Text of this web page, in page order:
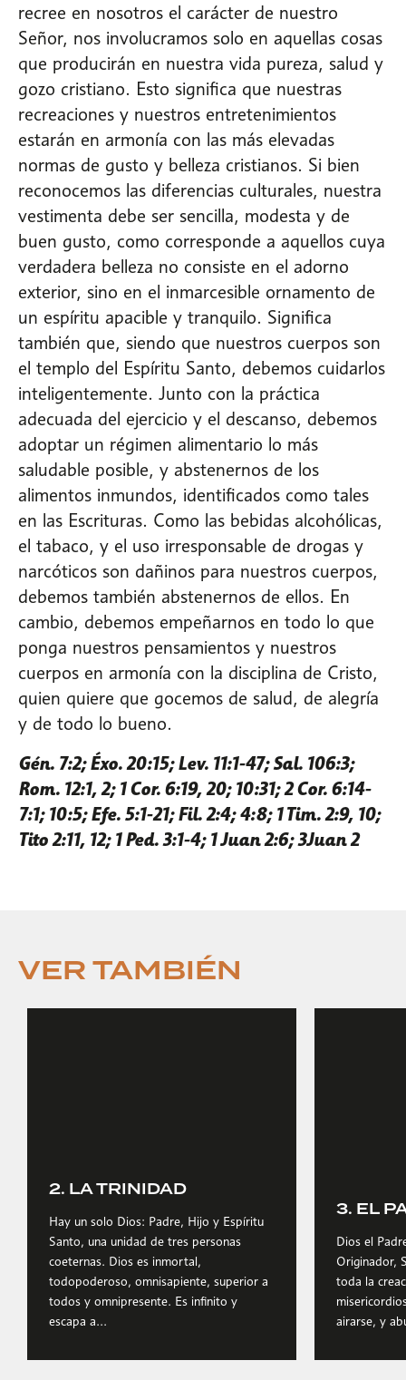
recree en nosotros el carácter de nuestro
Señor, nos involucramos solo en aquellas cosas
que producirán en nuestra vida pureza, salud y
gozo cristiano. Esto significa que nuestras
recreaciones y nuestros entretenimientos
estarán en armonía con las más elevadas
normas de gusto y belleza cristianos. Si bien
reconocemos las diferencias culturales, nuestra
vestimenta debe ser sencilla, modesta y de
buen gusto, como corresponde a aquellos cuya
verdadera belleza no consiste en el adorno
exterior, sino en el inmarcesible ornamento de
un espíritu apacible y tranquilo. Significa
también que, siendo que nuestros cuerpos son
el templo del Espíritu Santo, debemos cuidarlos
inteligentemente. Junto con la práctica
adecuada del ejercicio y el descanso, debemos
adoptar un régimen alimentario lo más
saludable posible, y abstenernos de los
alimentos inmundos, identificados como tales
en las Escrituras. Como las bebidas alcohólicas,
el tabaco, y el uso irresponsable de drogas y
narcóticos son dañinos para nuestros cuerpos,
debemos también abstenernos de ellos. En
cambio, debemos empeñarnos en todo lo que
ponga nuestros pensamientos y nuestros
cuerpos en armonía con la disciplina de Cristo,
quien quiere que gocemos de salud, de alegría
y de todo lo bueno.
Gén. 7:2; Éxo. 20:15; Lev. 11:1-47; Sal. 106:3;
Rom. 12:1, 2; 1 Cor. 6:19, 20; 10:31; 2 Cor. 6:14-
7:1; 10:5; Efe. 5:1-21; Fil. 2:4; 4:8; 1 Tim. 2:9, 10;
Tito 2:11, 12; 1 Ped. 3:1-4; 1 Juan 2:6; 3Juan 2
VER TAMBIÉN
2. LA TRINIDAD
Hay un solo Dios: Padre, Hijo y Espíritu
Santo, una unidad de tres personas
coeternas. Dios es inmortal,
todopoderoso, omnisapiente, superior a
todos y omnipresente. Es infinito y
escapa a...
3. EL
Dios el
Originador,
toda la
airarse, y